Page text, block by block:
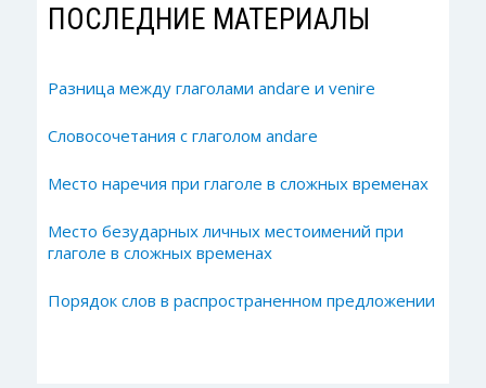
ПОСЛЕДНИЕ МАТЕРИАЛЫ
Разница между глаголами andare и venire
Словосочетания с глаголом andare
Место наречия при глаголе в сложных временах
Место безударных личных местоимений при
глаголе в сложных временах
Порядок слов в распространенном предложении